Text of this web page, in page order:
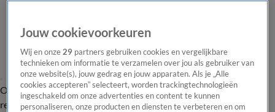
Overzicht Laatste nieuws Regionieuws Het beste van Hart
Tip de
redactie
Jouw cookievoorkeuren
Wij en onze29 partners gebruiken cookies en vergelijkbare
technieken om informatie te verzamelen over jou als gebruiker van
onze website(s), jouw gedrag en jouw apparaten. Als je „Alle
cookies accepteren” selecteert, worden trackingtechnologieën
ingeschakeld om onze advertenties en content te kunnen
personaliseren, onze producten en diensten te verbeteren en om